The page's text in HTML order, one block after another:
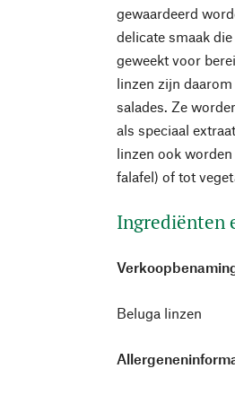
gewaardeerd
delicate smaak
geweekt voor
linzen zijn
salades. Ze
als speciaal
linzen ook
falafel) of tot
Ingrediënten
Beluga linzen